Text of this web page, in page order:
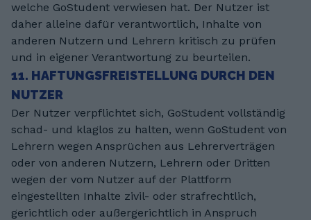
welche GoStudent verwiesen hat. Der Nutzer ist
daher alleine dafür verantwortlich, Inhalte von
anderen Nutzern und Lehrern kritisch zu prüfen
und in eigener Verantwortung zu beurteilen.
11. HAFTUNGSFREISTELLUNG DURCH DEN
NUTZER
Der Nutzer verpflichtet sich, GoStudent vollständig
schad- und klaglos zu halten, wenn GoStudent von
Lehrern wegen Ansprüchen aus Lehrerverträgen
oder von anderen Nutzern, Lehrern oder Dritten
wegen der vom Nutzer auf der Plattform
eingestellten Inhalte zivil- oder strafrechtlich,
gerichtlich oder außergerichtlich in Anspruch